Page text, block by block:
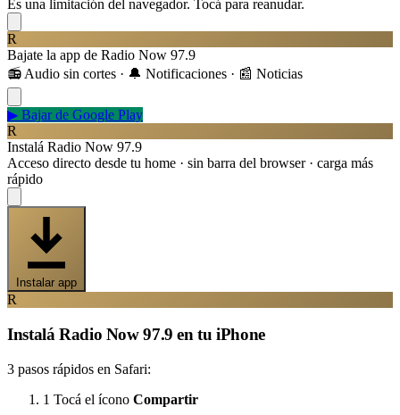
Es una limitación del navegador. Tocá para reanudar.
R
Bajate la app de Radio Now 97.9
📻 Audio sin cortes · 🔔 Notificaciones · 📰 Noticias
▶ Bajar de Google Play
R
Instalá Radio Now 97.9
Acceso directo desde tu home · sin barra del browser · carga más
rápido
Instalar app
R
Instalá Radio Now 97.9 en tu iPhone
3 pasos rápidos en Safari:
1 Tocá el ícono Compartir